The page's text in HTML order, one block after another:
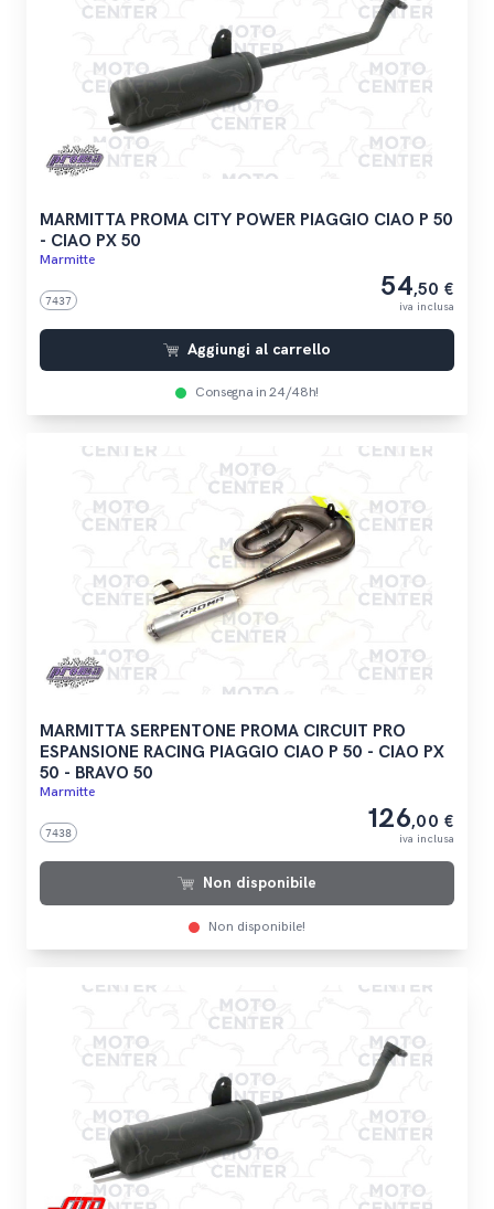
MARMITTA PROMA CITY POWER PIAGGIO CIAO P 50
- CIAO PX 50
Marmitte
7437 54,50 €
iva inclusa
Aggiungi al carrello
Consegna in 24/48h!
MARMITTA SERPENTONE PROMA CIRCUIT PRO
ESPANSIONE RACING PIAGGIO CIAO P 50 - CIAO PX
50 - BRAVO 50
Marmitte
7438 126,00 €
iva inclusa
Non disponibile
Non disponibile!